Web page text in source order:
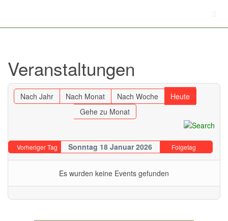
Veranstaltungen
Nach Jahr Nach Monat Nach Woche
Heute
Gehe zu Monat
Vorheriger Tag Sonntag 18 Januar 2026 Folgetag
Es wurden keine Events gefunden